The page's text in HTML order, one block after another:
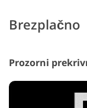
Brezplačno